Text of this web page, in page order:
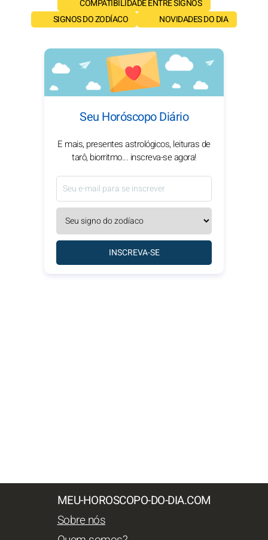
COMPATIBILIDADE ENTRE SIGNOS
SIGNOS DO ZODÍACO
NOVIDADES DO DIA
Seu Horóscopo Diário
E mais, presentes astrológicos, leituras de
tarô, biorritmo... inscreva-se agora!
INSCREVA-SE
MEU-HOROSCOPO-DO-DIA.COM
Sobre nós